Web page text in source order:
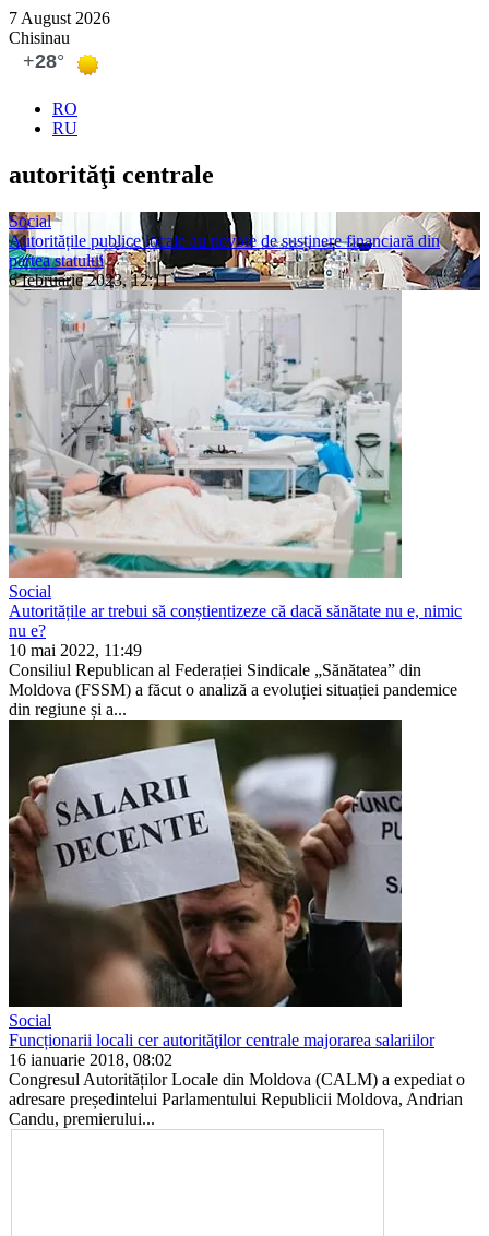
7 August 2026
Chisinau
RO
RU
autorităţi centrale
Social
Autoritățile publice locale au nevoie de susținere financiară din
partea statului
6 februarie 2023, 12:11
Social
Autoritățile ar trebui să conștientizeze că dacă sănătate nu e, nimic
nu e?
10 mai 2022, 11:49
Consiliul Republican al Federației Sindicale „Sănătatea” din
Moldova (FSSM) a făcut o analiză a evoluției situației pandemice
din regiune și a...
Social
Funcționarii locali cer autorităţilor centrale majorarea salariilor
16 ianuarie 2018, 08:02
Congresul Autorităților Locale din Moldova (CALM) a expediat o
adresare președintelui Parlamentului Republicii Moldova, Andrian
Candu, premierului...